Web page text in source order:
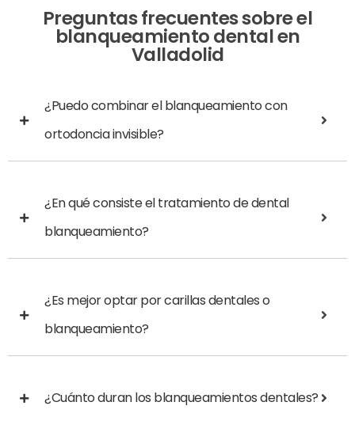
Preguntas frecuentes sobre el
blanqueamiento dental en
Valladolid
¿Puedo combinar el blanqueamiento con
ortodoncia invisible?
¿En qué consiste el tratamiento de dental
blanqueamiento?
¿Es mejor optar por carillas dentales o
blanqueamiento?
¿Cuánto duran los blanqueamientos dentales?